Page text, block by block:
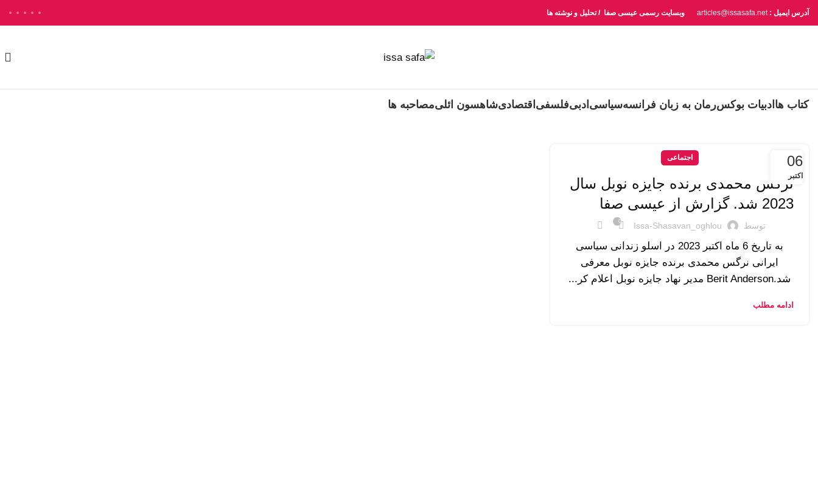
آدرس ایمیل : articles@issasafa.net وبسایت رسمی عیسی صفا / تحلیل و نوشته ها
کتاب ها ادبیات بوکسرمان به زبان فرانسهسیاسی ادبیفلسفی اقتصادیشاهسون ائلیمصاحبه ها
06
اکتبر
اجتماعی
نرگس محمدی برنده جایزه نوبل سال
2023 شد. گزارش از عیسی صفا
توسط Issa-Shasavan_oghlou
0
به تاریخ 6 ماه اکتبر 2023 در اسلو زندانی سیاسی
ایرانی نرگس محمدی برنده جایزه نوبل معرفی
شد.Berit Anderson مدیر نهاد جایزه نوبل اعلام کر...
ادامه مطلب